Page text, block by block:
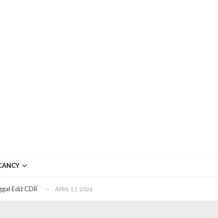
Edit CDR APRIL 12, 2026